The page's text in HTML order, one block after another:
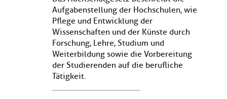
Aufgabenstellung der Hochschulen, wie
Pflege und Entwicklung der
Wissenschaften und der Künste durch
Forschung, Lehre, Studium und
Weiterbildung sowie die Vorbereitung
der Studierenden auf die berufliche
Tätigkeit.